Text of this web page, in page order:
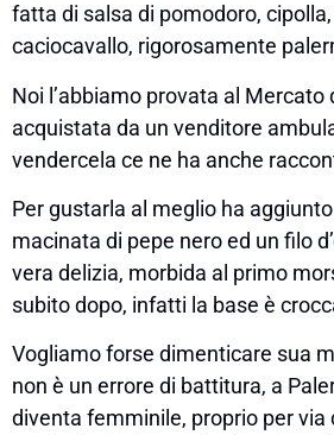
fatta di salsa di pomodoro,
caciocavallo, rigorosamente
Noi l’abbiamo provata al Mercato
acquistata da un venditore
vendercela ce ne ha anche
Per gustarla al meglio ha
macinata di pepe nero ed un filo
vera delizia, morbida al primo
subito dopo, infatti la base è
Vogliamo forse dimenticare sua
non è un errore di battitura, a
diventa femminile, proprio per via